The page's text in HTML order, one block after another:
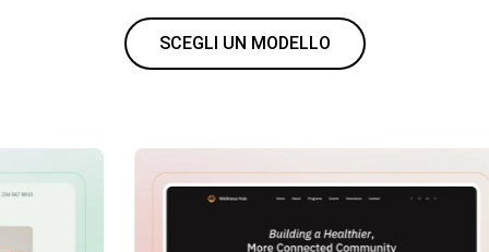
SCEGLI UN MODELLO